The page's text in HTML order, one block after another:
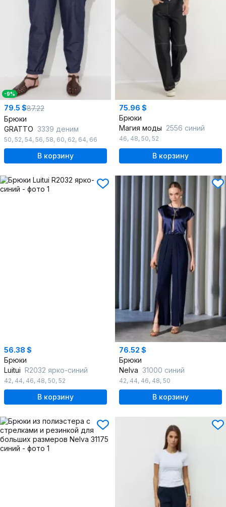
-9%
79.5 $87.22
Брюки
GRATTO 3339 деним
50, 52, 54, 56, 58, 60, 62, 64, 66
В корзину
75.96 $
Брюки
Магия моды 2556 синий
46, 48, 50, 52
В корзину
56.38 $
Брюки
Luitui R2032 ярко-синий
42, 44, 46, 48, 50, 52
В корзину
76.52 $
Брюки
Nelva 31000 синий
42, 44, 46, 48, 50
В корзину